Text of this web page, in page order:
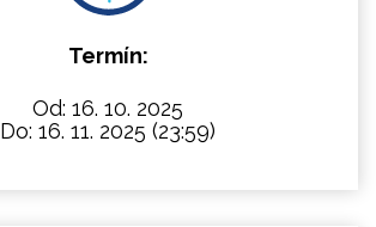
Termín:
Od: 16. 10. 2025
Do: 16. 11. 2025 (23:59)